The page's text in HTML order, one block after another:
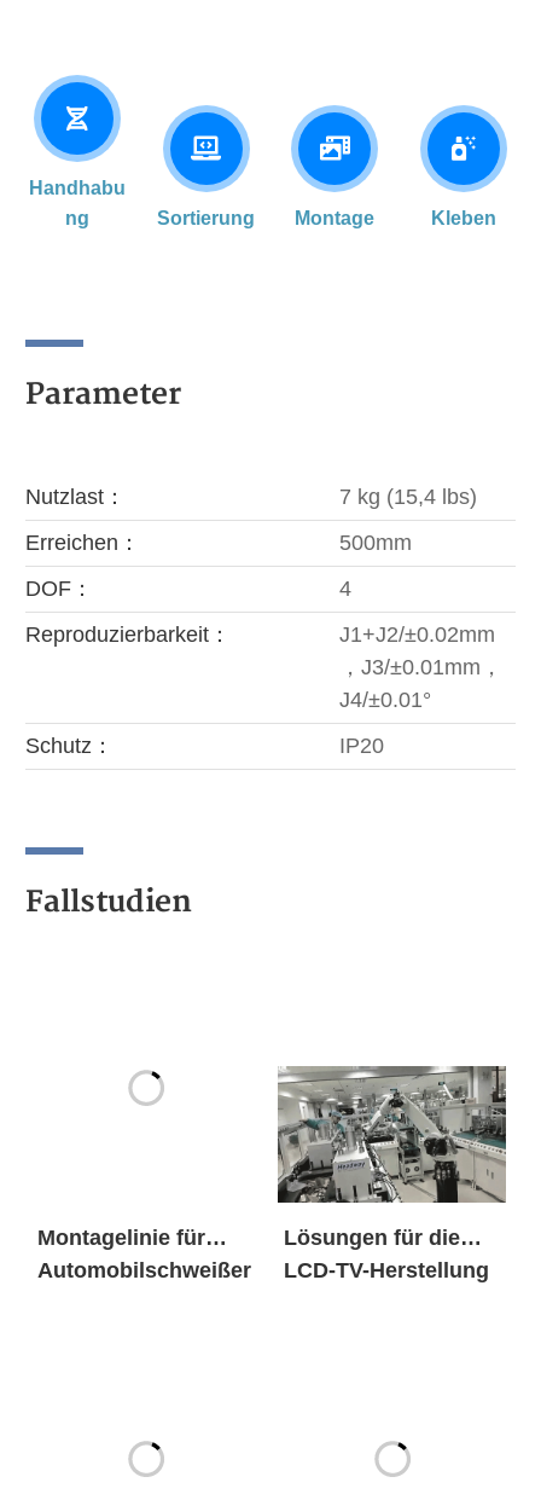
Handhabu
ng
Sortierung Montage Kleben
Parameter
Nutzlast：
7 kg (15,4 lbs)
Erreichen：
500mm
DOF：
4
Reproduzierbarkeit：
J1+J2/±0.02mm
，J3/±0.01mm，
J4/±0.01°
Schutz：
IP20
Fallstudien
Montagelinie für
Automobilschweißer
Lösungen für die
LCD-TV-Herstellung